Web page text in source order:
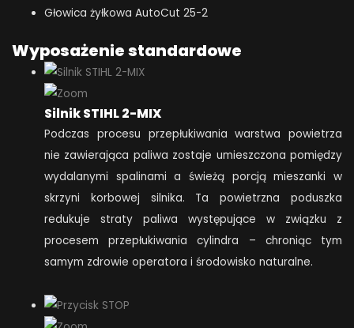
Głowica żyłkowa AutoCut 25-2
Wyposażenie standardowe
Silnik STIHL 2-MIX
Podczas procesu przepłukiwania warstwa powietrza
nie zawierająca paliwa zostaje umieszczona pomiędzy
wydalanymi spalinami a świeżą porcją mieszanki w
skrzyni korbowej silnika. Ta powietrzna poduszka
redukuje straty paliwa występujące w związku z
procesem przepłukiwania cylindra – chroniąc tym
samym zdrowie operatora i środowisko naturalne.